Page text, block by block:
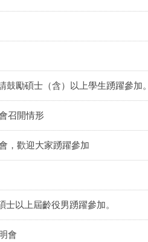
勵碩士（含）以上學生踴躍參加。
召開情形
，歡迎大家踴躍參加
以上屆齡役男踴躍參加。
會